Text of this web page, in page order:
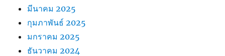
มีนาคม 2025
กุมภาพันธ์ 2025
มกราคม 2025
ธันวาคม 2024